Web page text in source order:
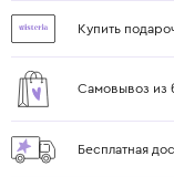
Купить
Самовывоз из
Бесплатная